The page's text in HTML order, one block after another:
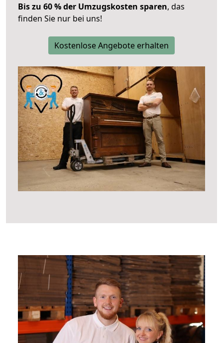
Bis zu 60 % der Umzugskosten sparen, das
finden Sie nur bei uns!
Kostenlose Angebote erhalten